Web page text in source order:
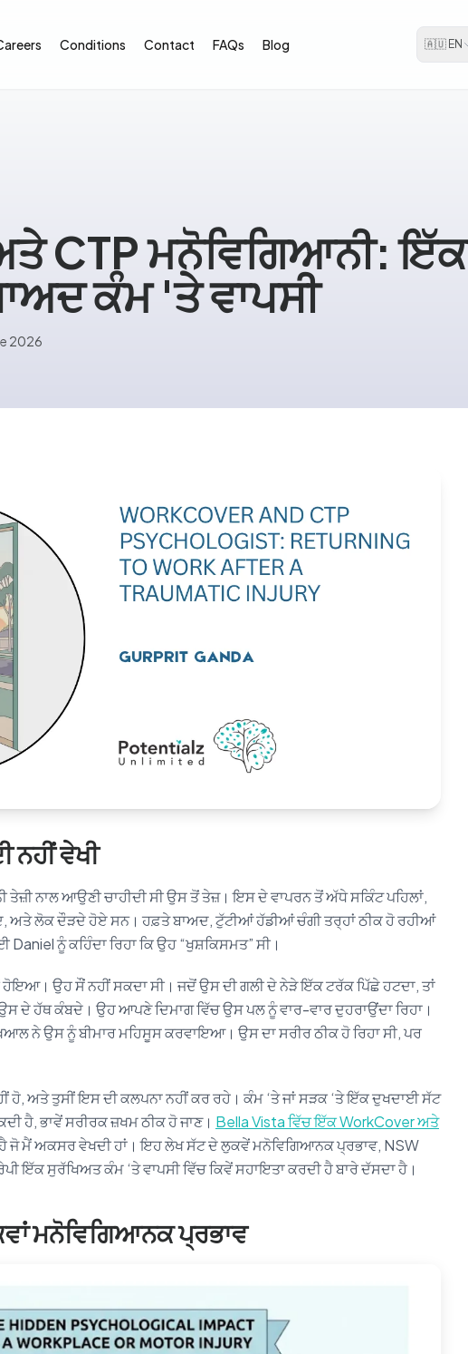
Conditions Contact FAQs Blog 🇦🇺 EN
CTP ਮਨੋਵਿਗਿਆਨੀ: ਇੱਕ
ਕੰਮ 'ਤੇ ਵਾਪਸੀ
2026
ਵੇਖੀ
ਨਾਲ ਆਉਣੀ ਚਾਹੀਦੀ ਸੀ ਉਸ ਤੋਂ ਤੇਜ਼। ਇਸ ਦੇ ਵਾਪਰਨ ਤੋਂ ਅੱਧੇ ਸਕਿੰਟ ਪਹਿਲਾਂ,
ਅਤੇ ਲੋਕ ਦੌੜਦੇ ਹੋਏ ਸਨ। ਹਫ਼ਤੇ ਬਾਅਦ, ਟੁੱਟੀਆਂ ਹੱਡੀਆਂ ਚੰਗੀ ਤਰ੍ਹਾਂ ਠੀਕ ਹੋ ਰਹੀਆਂ
ਨੂੰ ਕਹਿੰਦਾ ਰਿਹਾ ਕਿ ਉਹ “ਖੁਸ਼ਕਿਸਮਤ” ਸੀ।
ਉਹ ਸੌਂ ਨਹੀਂ ਸਕਦਾ ਸੀ। ਜਦੋਂ ਉਸ ਦੀ ਗਲੀ ਦੇ ਨੇੜੇ ਇੱਕ ਟਰੱਕ ਪਿੱਛੇ ਹਟਦਾ, ਤਾਂ
ਦੇ ਹੱਥ ਕੰਬਦੇ। ਉਹ ਆਪਣੇ ਦਿਮਾਗ ਵਿੱਚ ਉਸ ਪਲ ਨੂੰ ਵਾਰ-ਵਾਰ ਦੁਹਰਾਉਂਦਾ ਰਿਹਾ।
ਨੇ ਉਸ ਨੂੰ ਬੀਮਾਰ ਮਹਿਸੂਸ ਕਰਵਾਇਆ। ਉਸ ਦਾ ਸਰੀਰ ਠੀਕ ਹੋ ਰਿਹਾ ਸੀ, ਪਰ
ਹੋ, ਅਤੇ ਤੁਸੀਂ ਇਸ ਦੀ ਕਲਪਨਾ ਨਹੀਂ ਕਰ ਰਹੇ। ਕੰਮ ‘ਤੇ ਜਾਂ ਸੜਕ ‘ਤੇ ਇੱਕ ਦੁਖਦਾਈ ਸੱਟ
ਹੈ, ਭਾਵੇਂ ਸਰੀਰਕ ਜ਼ਖਮ ਠੀਕ ਹੋ ਜਾਣ। Bella Vista ਵਿੱਚ ਇੱਕ WorkCover ਅਤੇ
ਜੋ ਮੈਂ ਅਕਸਰ ਵੇਖਦੀ ਹਾਂ। ਇਹ ਲੇਖ ਸੱਟ ਦੇ ਲੁਕਵੇਂ ਮਨੋਵਿਗਿਆਨਕ ਪ੍ਰਭਾਵ, NSW
ਇੱਕ ਸੁਰੱਖਿਅਤ ਕੰਮ ‘ਤੇ ਵਾਪਸੀ ਵਿੱਚ ਕਿਵੇਂ ਸਹਾਇਤਾ ਕਰਦੀ ਹੈ ਬਾਰੇ ਦੱਸਦਾ ਹੈ।
ਮਨੋਵਿਗਿਆਨਕ ਪ੍ਰਭਾਵ